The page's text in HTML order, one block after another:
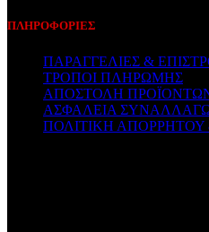
ΠΛΗΡΟΦΟΡΙΕΣ
ΠΑΡΑΓΓΕΛΙΕΣ &
ΤΡΟΠΟΙ ΠΛΗΡΩΜΗΣ
ΑΠΟΣΤΟΛΗ
ΑΣΦΑΛΕΙΑ
ΠΟΛΙΤΙΚΗ ΑΠΟΡΡΗΤΟΥ